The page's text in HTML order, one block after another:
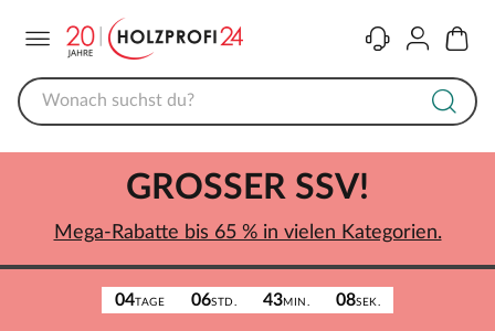
KontaktKonto
04TAGE 06STD. 43MIN. 08SEK.
GROSSER SSV!
Mega-Rabatte bis 65 % in vielen Kategorien.